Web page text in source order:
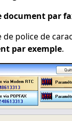
document par
police de
par exemple.